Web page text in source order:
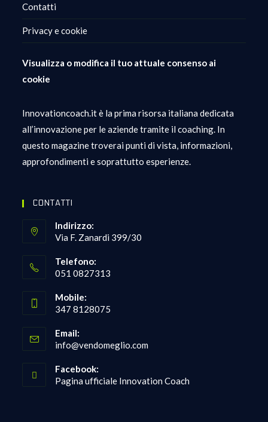
Contatti
Privacy e cookie
Visualizza o modifica il tuo attuale consenso ai
cookie
Innovationcoach.it è la prima risorsa italiana dedicata
all’innovazione per le aziende tramite il coaching. In
questo magazine troverai punti di vista, informazioni,
approfondimenti e soprattutto esperienze.
CONTATTI
Indirizzo:
Via F. Zanardi 399/30
Telefono:
051 0827313
in
your
application
Mobile:
347 8128075
in
your
application
Email:
info@vendomeglio.com
application
Facebook:
Pagina ufficiale Innovation Coach